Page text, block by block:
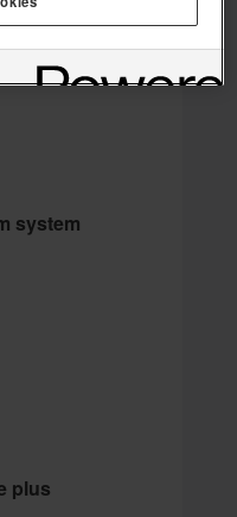
system
plus